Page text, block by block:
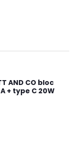
AND CO bloc
+ type C 20W